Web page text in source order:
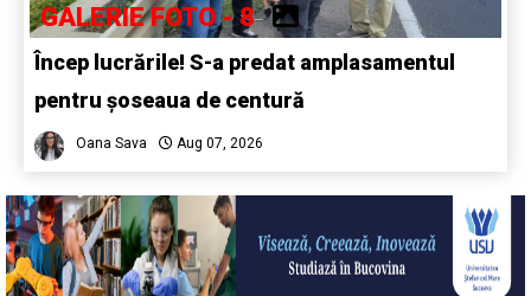
GALERIE FOTO - 8
Încep lucrările! S-a predat amplasamentul
pentru șoseaua de centură
Oana Sava Aug 07, 2026